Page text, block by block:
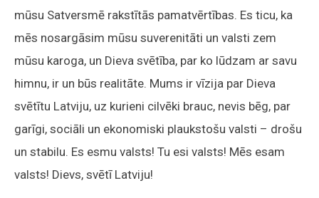
mūsu Satversmē rakstītās pamatvērtības. Es ticu, ka
mēs nosargāsim mūsu suverenitāti un valsti zem
mūsu karoga, un Dieva svētība, par ko lūdzam ar savu
himnu, ir un būs realitāte. Mums ir vīzija par Dieva
svētītu Latviju, uz kurieni cilvēki brauc, nevis bēg, par
garīgi, sociāli un ekonomiski plaukstošu valsti – drošu
un stabilu. Es esmu valsts! Tu esi valsts! Mēs esam
valsts! Dievs, svētī Latviju!